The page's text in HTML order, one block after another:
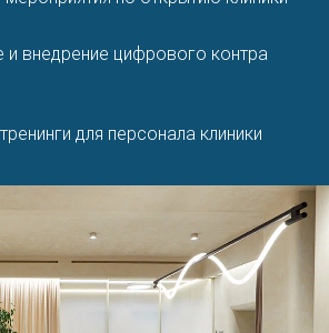
и внедрение цифрового контра
для персонала клиники